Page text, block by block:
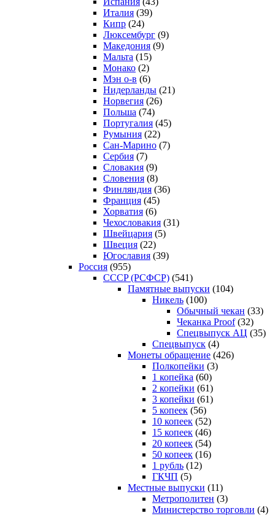
Италия (39)
Кипр (24)
Люксембург (9)
Македония (9)
Мальта (15)
Монако (2)
Мэн о-в (6)
Нидерланды (21)
Норвегия (26)
Польша (74)
Португалия (45)
Румыния (22)
Сан-Марино (7)
Сербия (7)
Словакия (9)
Словения (8)
Финляндия (36)
Франция (45)
Хорватия (6)
Чехословакия (31)
Швейцария (5)
Швеция (22)
Югославия (39)
Россия (955)
CCCP (РСФСР) (541)
Памятные выпуски (104)
Никель (100)
Обычный чекан (33)
Чеканка Proof(32)
Спецвыпуск АЦ (35)
Спецвыпуск (4)
Монеты обращение (426)
Полкопейки (3)
1 копейка (60)
2 копейки (61)
3 копейки (61)
5 копеек (56)
10 копеек (52)
15 копеек (46)
20 копеек (54)
50 копеек (16)
1 рубль (12)
ГКЧП (5)
Местные выпуски (11)
Метрополитен (3)
Министерство торговли (4)